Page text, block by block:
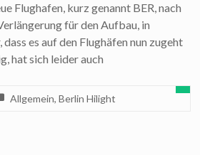
Flughafen, kurz genannt BER, nach
für den Aufbau, in
es auf den Flughäfen nun zugeht
hat sich leider auch
Allgemein,Berlin Hilight